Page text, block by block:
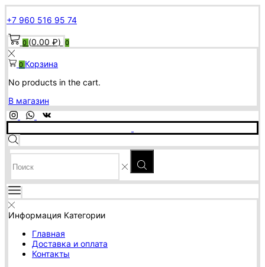
+7 960 516 95 74
0(0.00 ₽) 0
0 Корзина
No products in the cart.
В магазин
SEARCH
INPUT
Информация Категории
Главная
Доставка и оплата
Контакты